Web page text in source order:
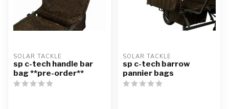
SOLAR TACKLE
sp c-tech handle bar
bag **pre-order**
SOLAR TACKLE
sp c-tech barrow
pannier bags